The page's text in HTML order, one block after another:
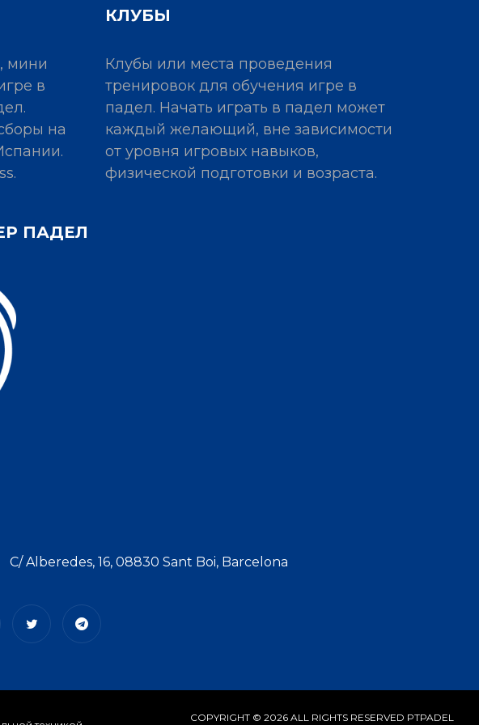
мини
в
на
КЛУБЫ
Клубы или места проведения
тренировок для обучения игре в
падел. Начать играть в падел может
каждый желающий, вне зависимости
от уровня игровых навыков,
физической подготовки и возраста.
ПАДЕЛ
C/ Alberedes, 16, 08830 Sant Boi, Barcelona
COPYRIGHT © 2026 ALL RIGHTS RESERVED PTPADEL